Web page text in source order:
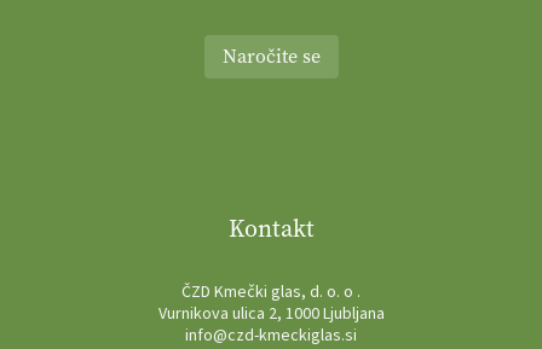
Naročite se
Kontakt
ČZD Kmečki glas, d. o. o .
Vurnikova ulica 2, 1000 Ljubljana
info@czd-kmeckiglas.si